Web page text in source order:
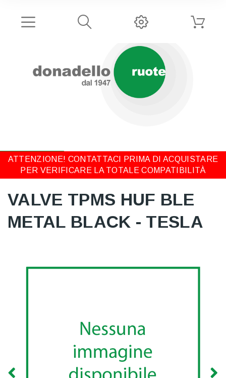
ATTENZIONE! CONTATTACI PRIMA DI ACQUISTARE
PER VERIFICARE LA TOTALE COMPATIBILITÀ
VALVE TPMS HUF BLE
METAL BLACK - TESLA